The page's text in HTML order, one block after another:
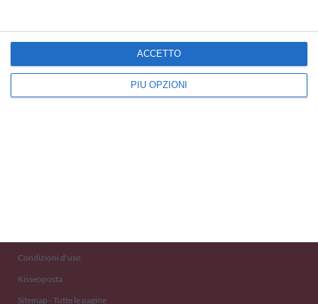
PIÙ OPZIONI
ACCETTO
Condizioni d'uso
Kisseoposta
Sitemap - Tutte le pagine